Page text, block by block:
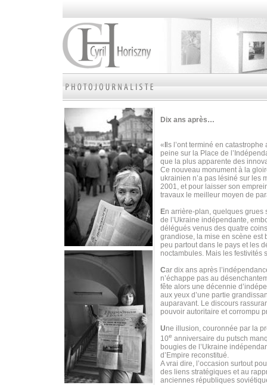
Dix ans après…
« ls l’ont terminé en
peine sur la Place de
que la plus apparente des
Ce nouveau monument à la
ukrainien n’a pas lésiné sur les
2001, et pour laisser son
travaux le meilleur moyen de
En arrière-plan, quelques grues
de l’Ukraine indépendante,
délégués venus des quatre
grandiose, la mise en scène est
peu partout dans le pays et les
noctambules. Mais les festivités
Car dix ans après
n’échappe pas au
fête alors une décennie
aux yeux d’une partie
auparavant. Le discours
pouvoir autoritaire et corrompu
Une illusion, couronnée par la
10e anniversaire du putsch
bougies de l’Ukraine
d’Empire reconstitué.
A vrai dire, l’occasion surtout
des liens stratégiques et au
anciennes républiques